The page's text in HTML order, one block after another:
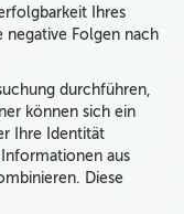
Ihres
negative Folgen nach
durchführen,
können sich ein
Ihre Identität
aus
Diese